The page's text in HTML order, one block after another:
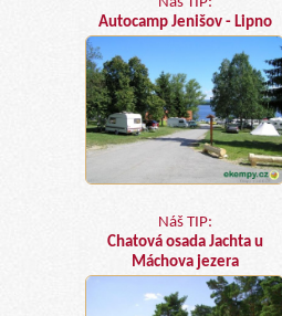
Autocamp Jenišov - Lipno
Náš TIP:
Chatová osada Jachta u
Máchova jezera